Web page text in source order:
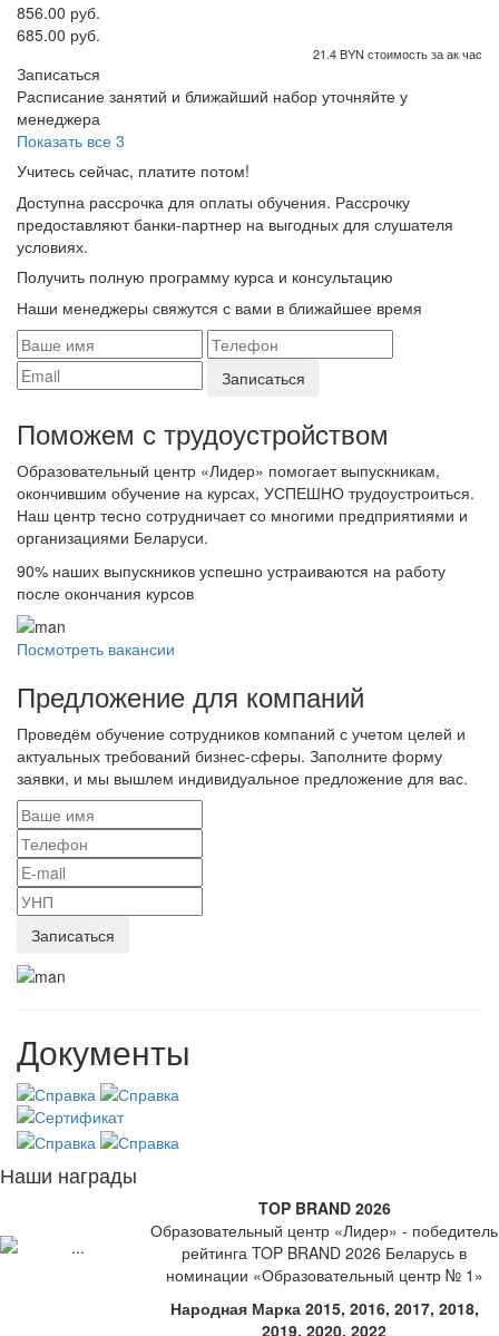
856.00 руб.
685.00 руб.
21.4 BYN стоимость за ак час
Записаться
Расписание занятий и ближайший набор уточняйте у
менеджера
Показать все 3
Учитесь сейчас, платите потом!
Доступна рассрочка для оплаты обучения. Рассрочку
предоставляют банки-партнер на выгодных для слушателя
условиях.
Получить полную программу курса и консультацию
Наши менеджеры свяжутся с вами в ближайшее время
Поможем с трудоустройcтвом
Образовательный центр «Лидер» помогает выпускникам,
окончившим обучение на курсах, УСПЕШНО трудоустроиться.
Наш центр тесно сотрудничает со многими предприятиями и
организациями Беларуси.
90% наших выпускников успешно устраиваются на работу
после окончания курсов
Посмотреть вакансии
Предложение для компаний
Проведём обучение сотрудников компаний с учетом целей и
актуальных требований бизнес-сферы. Заполните форму
заявки, и мы вышлем индивидуальное предложение для вас.
Документы
Наши награды
TOP BRAND 2026
Образовательный центр «Лидер» - победитель
рейтинга TOP BRAND 2026 Беларусь в
номинации «Образовательный центр № 1»
Народная Марка 2015, 2016, 2017, 2018,
2019, 2020, 2022